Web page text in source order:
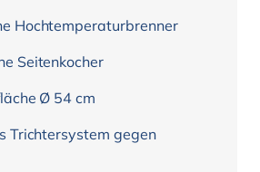
Hochtemperaturbrenner
Seitenkocher
Ø 54 cm
Trichtersystem gegen